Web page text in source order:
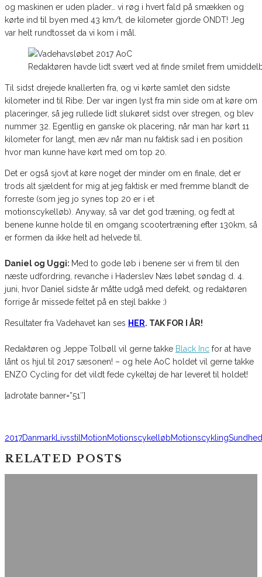
og maskinen er uden plader… vi røg i hvert fald på smækken og
kørte ind til byen med 43 km/t, de kilometer gjorde ONDT! Jeg
var helt rundtosset da vi kom i mål.
Redaktøren havde lidt svært ved at finde smilet frem
Til sidst drejede knallerten fra, og vi kørte samlet den sidste
kilometer ind til Ribe. Der var ingen lyst fra min side om at køre om
placeringer, så jeg rullede lidt slukøret sidst over stregen, og blev
nummer 32. Egentlig en ganske ok placering, når man har kørt 11
kilometer for langt, men æv når man nu faktisk sad i en position
hvor man kunne have kørt med om top 20.
Det er også sjovt at køre noget der minder om en finale, det er
trods alt sjældent for mig at jeg faktisk er med fremme blandt de
forreste (som jeg jo synes top 20 er i et
motionscykelløb). Anyway, så var det god træning, og fedt at
benene kunne holde til en omgang scootertræning efter 130km, så
er formen da ikke helt ad helvede til.
Daniel og Uggi: Med to gode løb i benene ser vi frem til den
næste udfordring, revanche i Haderslev Næs løbet søndag d. 4.
juni, hvor Daniel sidste år måtte udgå med defekt, og redaktøren
forrige år missede feltet på en stejl bakke :)
Resultater fra Vadehavet kan ses HER. TAK FOR I ÅR!
Redaktøren og Jeppe Tolbøll vil gerne takke Black Inc for at have
lånt os hjul til 2017 sæsonen! – og hele AoC holdet vil gerne takke
ENZO Cycling for det vildt fede cykeltøj de har leveret til holdet!
[adrotate banner=”51″]
2017Danmark Livsstil MotionMotionscykelløbMotionscyklingSundhed
RELATED POSTS